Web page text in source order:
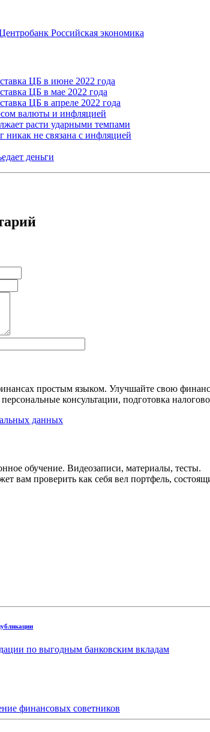
Российская экономика
ЦБ в июне 2022 года
ЦБ в мае 2022 года
ЦБ в апреле 2022 года
валюты и инфляцией
расти ударными темпами
никак не связана с инфляцией
деньги
простым языком. Улучшайте свою
консультации, подготовка
данных
обучение. Видеозаписи, материалы, тесты.
вам проверить как себя вел портфель,
по выгодным банковским вкладам